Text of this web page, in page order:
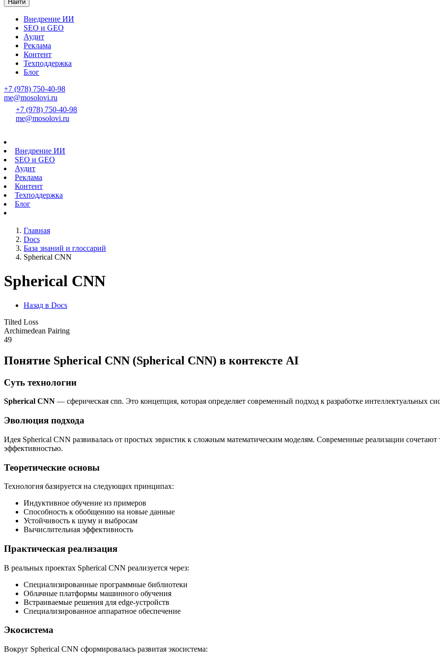
Найти
Внедрение ИИ
SEO и GEO
Аудит
Реклама
Контент
Техподдержка
Блог
+7 (978) 750-40-98
me@mosolovi.ru
+7 (978) 750-40-98
me@mosolovi.ru
Внедрение ИИ
SEO и GEO
Аудит
Реклама
Контент
Техподдержка
Блог
Главная
Docs
База знаний и глоссарий
Spherical CNN
Spherical CNN
Назад в Docs
Tilted Loss
Archimedean Pairing
49
Понятие Spherical CNN (Spherical CNN) в контексте AI
Суть технологии
Spherical CNN — сферическая cnn. Это концепция, которая определяет современный подход к разработке интеллектуальных
Эволюция подхода
Идея Spherical CNN развивалась от простых эвристик к сложным математическим моделям. Современные реализации сочетают
эффективностью.
Теоретические основы
Технология базируется на следующих принципах:
Индуктивное обучение из примеров
Способность к обобщению на новые данные
Устойчивость к шуму и выбросам
Вычислительная эффективность
Практическая реализация
В реальных проектах Spherical CNN реализуется через:
Специализированные программные библиотеки
Облачные платформы машинного обучения
Встраиваемые решения для edge-устройств
Специализированное аппаратное обеспечение
Экосистема
Вокруг Spherical CNN сформировалась развитая экосистема: